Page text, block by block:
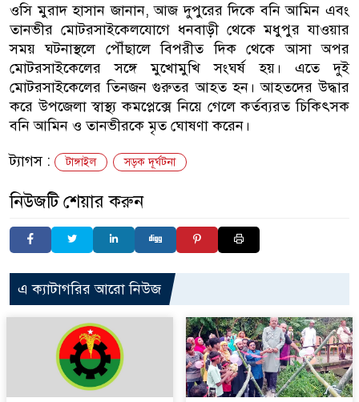
ওসি মুরাদ হাসান জানান, আজ দুপুরের দিকে বনি আমিন এবং
তানভীর মোটরসাইকেলযোগে ধনবাড়ী থেকে মধুপুর যাওয়ার
সময় ঘটনাস্থলে পৌঁছালে বিপরীত দিক থেকে আসা অপর
মোটরসাইকেলের সঙ্গে মুখোমুখি সংঘর্ষ হয়। এতে দুই
মোটরসাইকেলের তিনজন গুরুতর আহত হন। আহতদের উদ্ধার
করে উপজেলা স্বাস্থ্য কমপ্লেক্সে নিয়ে গেলে কর্তব্যরত চিকিৎসক
বনি আমিন ও তানভীরকে মৃত ঘোষণা করেন।
ট্যাগস :
টাঙ্গাইল সড়ক দূর্ঘটনা
নিউজটি শেয়ার করুন
এ ক্যাটাগরির আরো নিউজ